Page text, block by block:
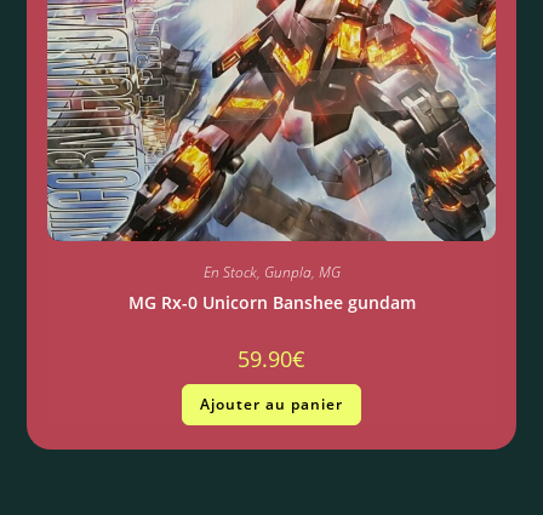
En Stock, Gunpla, MG
MG Rx-0 Unicorn Banshee gundam
59.90€
Ajouter au panier